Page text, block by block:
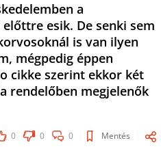
a
esik. De senki sem
is van ilyen
mégpedig éppen
cikke szerint ekkor két
rendelőben megjelenők
0 0 0 Mentés